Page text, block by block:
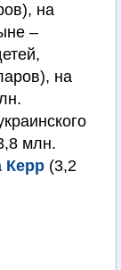
на
–
на
млн.
Керр (3,2